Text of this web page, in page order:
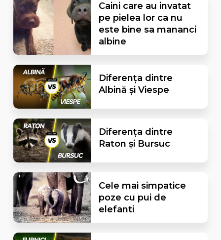
Caini care au invatat
pe pielea lor ca nu
este bine sa mananci
albine
Diferența dintre
Albină și Viespe
Diferența dintre
Raton și Bursuc
Cele mai simpatice
poze cu pui de
elefanti